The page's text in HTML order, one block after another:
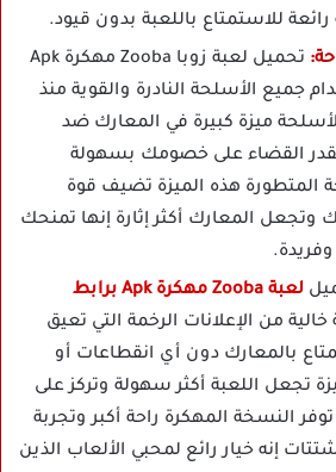
رائعة للاستمتاع باللعبة بدون قيود.
تحميل لعبة زوبا Zooba مهكرة Apk
جميع الأسلحة النادرة والقوية منذ
ميزة كبيرة في المعارك ضد
تقدر القضاء على خصومك بسهولة
المتطورة هذه الميزة تضيف قوة
المعارك أكثر إثارة إنها تمنحك
لعبة Zooba مهكرة Apk برابط
من الإعلانات الرخمة التي تعيق
بالمعارك دون أي انقطاعات أو
تجعل اللعبة أكثر سهولة وتركز على
النسخة المهكرة راحة أكبر وتجربة
إنه خيار رائع لمحبي الألعاب الذين